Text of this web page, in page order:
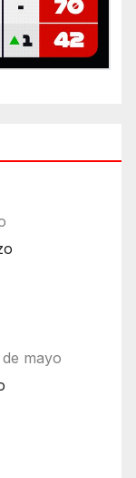
mayo